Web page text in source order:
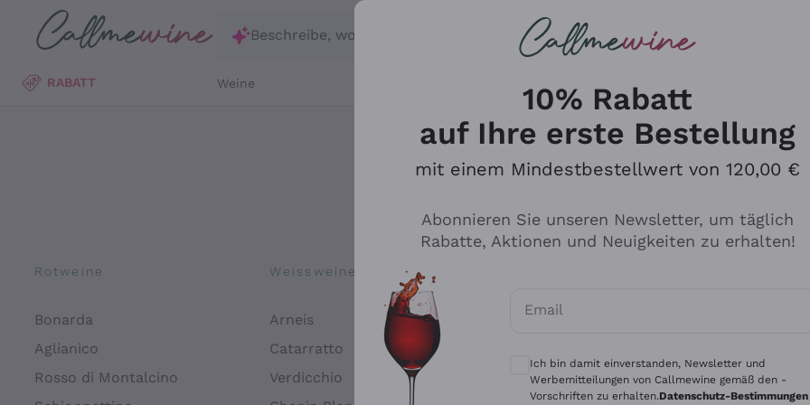
Zum Hauptinhalt springen
Beschreibe, wonach du suchst
RABATT Weine
Rotweine
Bonarda
Aglianico
Rosso di Montalcino
Weissweine
Arneis
Catarratto
Verdicchio
Tenuta San Leonardo
Alessandra Divella
Für
10% Rabatt
auf Ihre erste Bestellung
mit einem Mindestbestellwert von 120,00 €
Abonnieren Sie unseren Newsletter, um täglich
Rabatte, Aktionen und Neuigkeiten zu erhalten!
Email
Optionale Einwilligungen zum Erhalt von
Ich bin damit einverstanden, Newsletter und
Werbemitteilungen von Callmewine gemäß den -
Vorschriften zu erhalten.Datenschutz-Bestimmungen